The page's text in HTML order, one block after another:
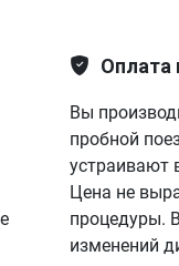
Оплата
Вы
пробной
устраивают
Цена не
процедуры.
изменений